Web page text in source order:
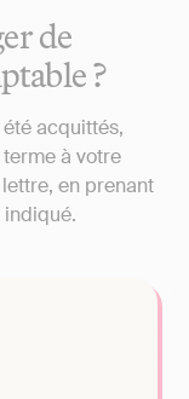
de
?
acquittés,
à votre
en prenant